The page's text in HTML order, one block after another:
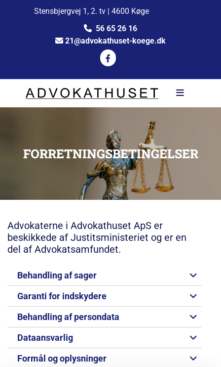
Stensbjergvej 1, 2. tv | 4600 Køge
 56 65 26 16
 21@advokathuset-koege.dk
FORRETNINGSBETINGELSER
Advokaterne i Advokathuset ApS er
beskikkede af Justitsministeriet og er en
del af Advokatsamfundet.
Behandling af sager
Garanti for indskydere
Behandling af persondata
Dataansvarlig
Formål og oplysninger